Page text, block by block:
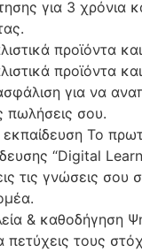
για 3 χρόνια
προϊόντα
προϊόντα
για να
πωλήσεις σου.
Το
“Digital
τις γνώσεις σου
& καθοδήγηση
πετύχεις τους